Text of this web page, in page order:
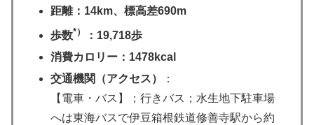
距離：14km、標高差690m
歩数*）
：19,718歩
消費カロリー：1478kcal
交通機関（アクセス）
：
【電車・バス】；行きバス；水生地下駐車場
へは東海バスで伊豆箱根鉄道修善寺駅から約